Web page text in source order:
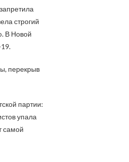
строгий
В Новой
перекрыв
партии:
упала
самой